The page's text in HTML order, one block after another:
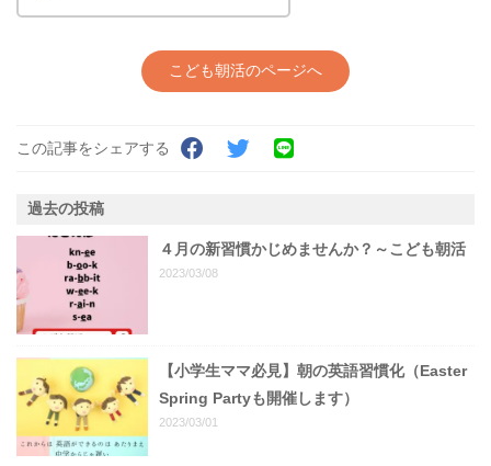
こども朝活のページへ
この記事をシェアする
過去の投稿
４月の新習慣かじめませんか？～こども朝活
2023/03/08
【小学生ママ必見】朝の英語習慣化（Easter
Spring Partyも開催します）
2023/03/01